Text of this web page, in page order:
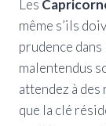
Les
même s’ils
prudence
malentendus
attendez à
que la clé